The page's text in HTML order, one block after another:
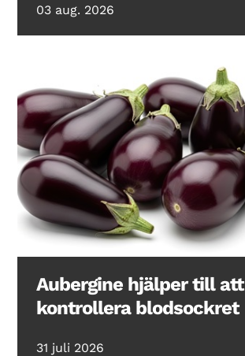
03 aug. 2026
Aubergine hjälper till att
kontrollera blodsockret
31 juli 2026